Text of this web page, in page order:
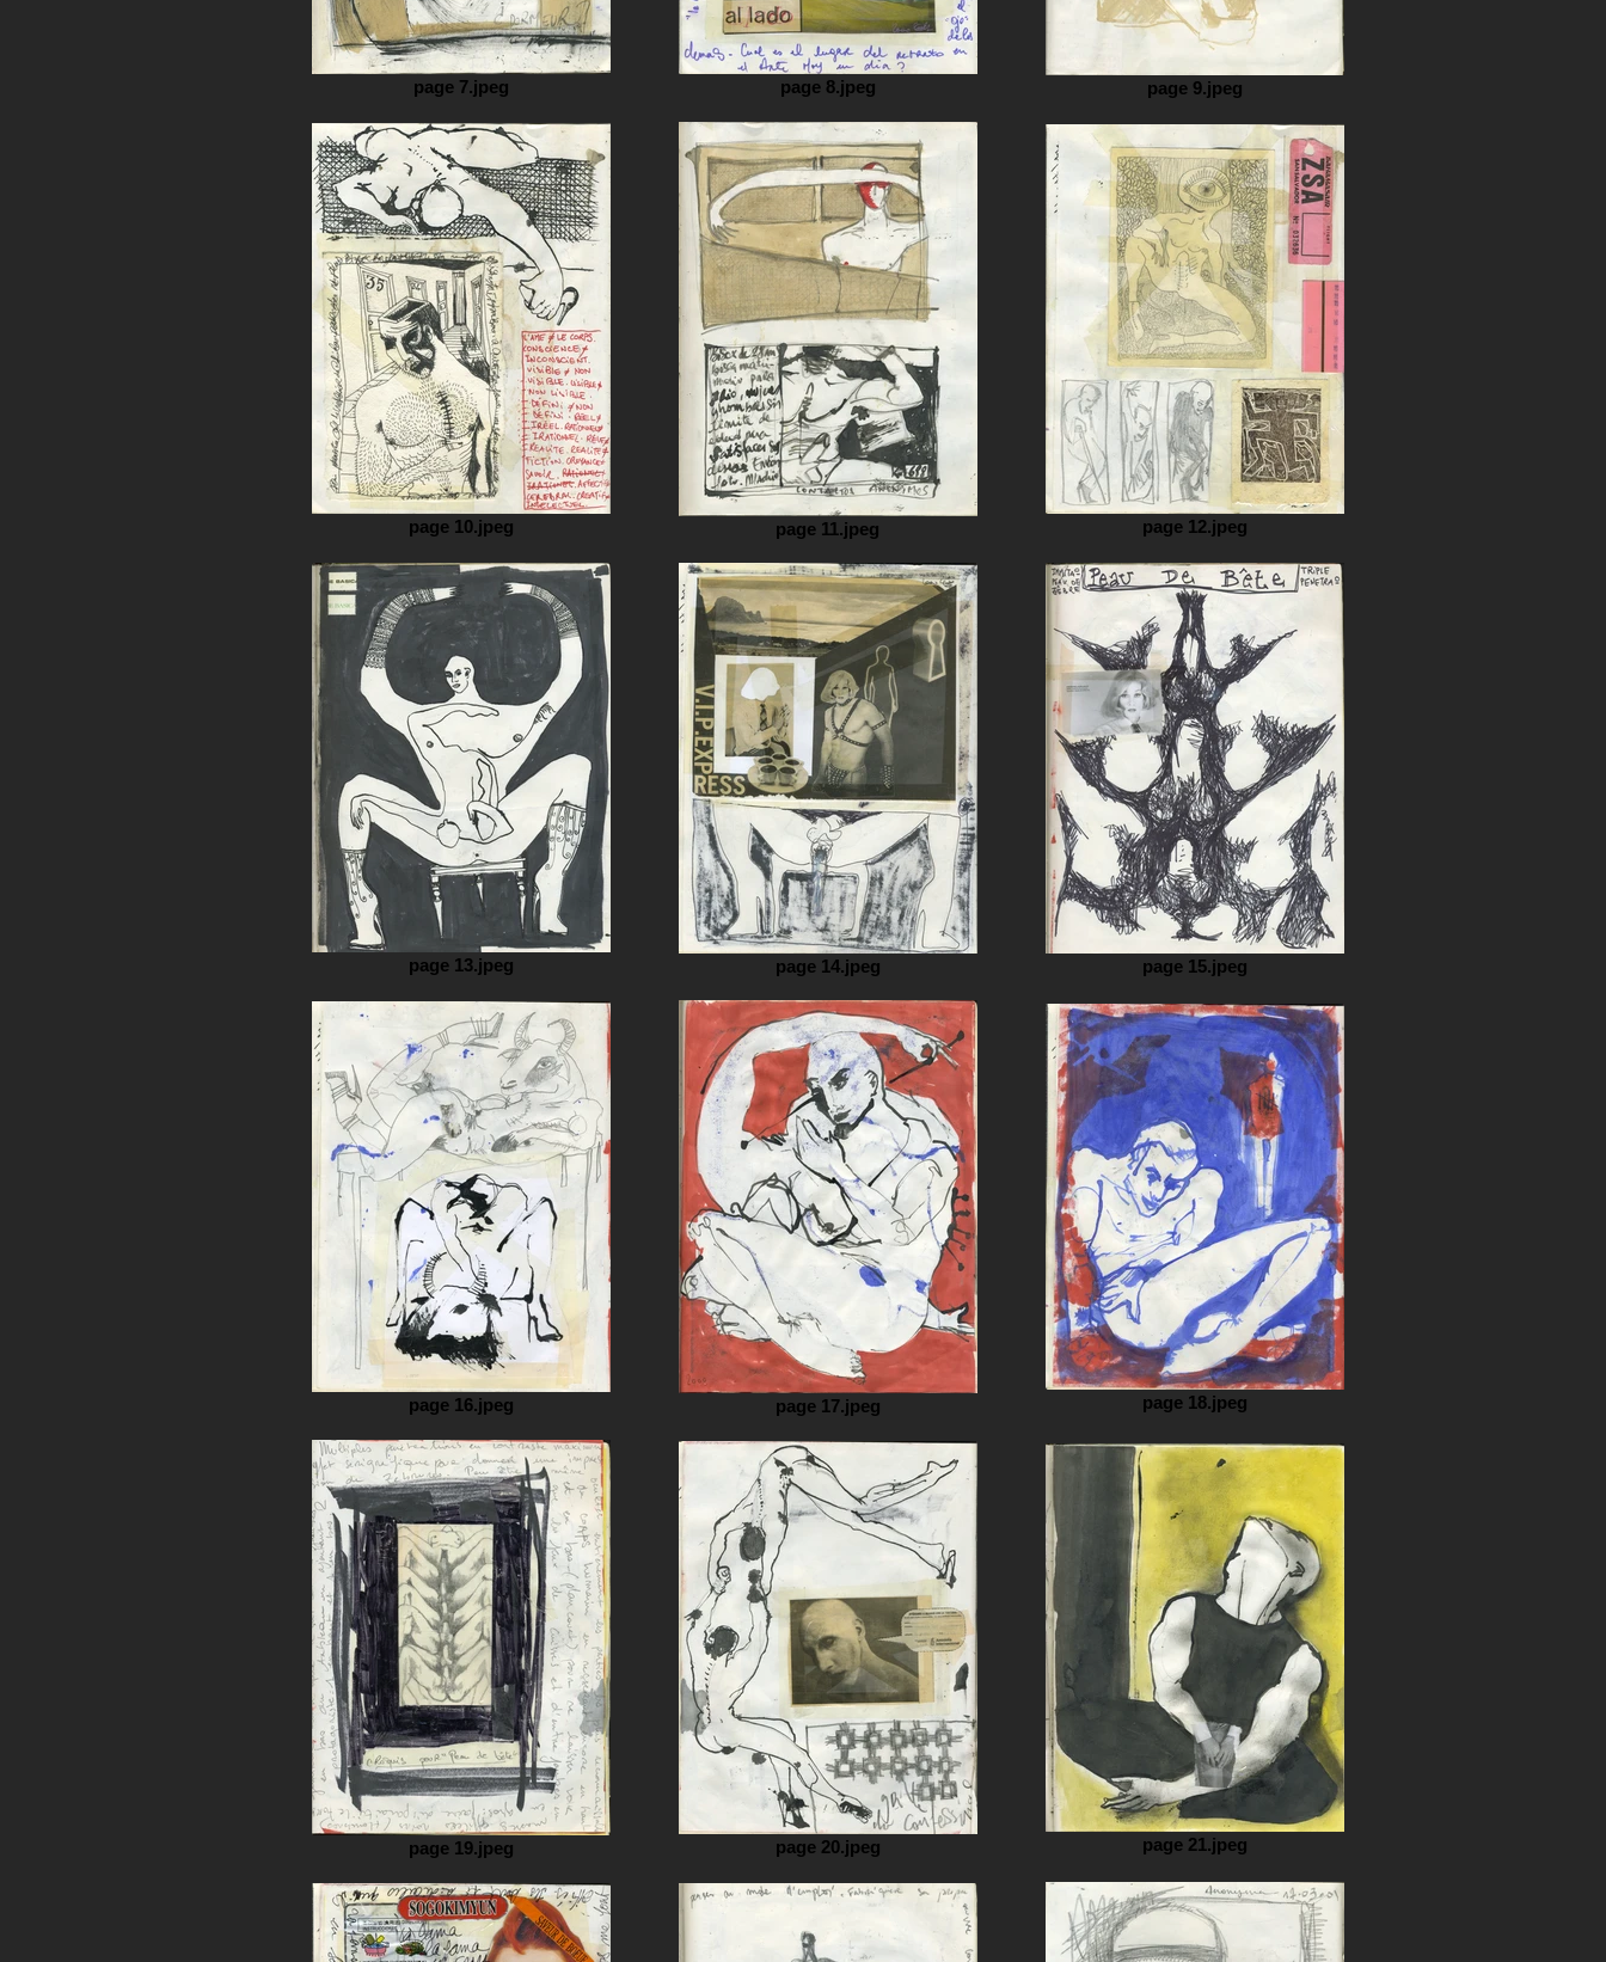
page 7.jpeg page 8.jpeg page 9.jpeg
page 10.jpeg page 11.jpeg page 12.jpeg
page 13.jpeg page 14.jpeg page 15.jpeg
page 16.jpeg page 17.jpeg page 18.jpeg
page 19.jpeg page 20.jpeg page 21.jpeg